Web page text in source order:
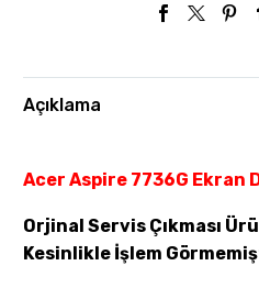
Açıklama
Acer Aspire 7736G Ekran
Orjinal Servis Çıkması
Kesinlikle İşlem